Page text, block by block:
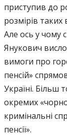
приступив до
розмірів
Але ось у чому
Янукович
вимоги про
пенсій»
Україні. Більш
окремих
кримінальні
пенсії».